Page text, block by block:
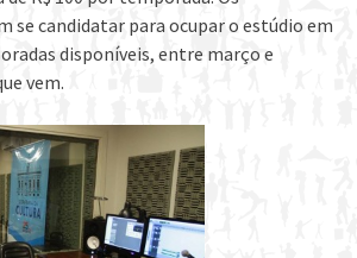
se candidatar para ocupar o estúdio em
disponíveis, entre março e
vem.